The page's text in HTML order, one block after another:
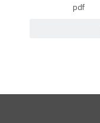
pdf